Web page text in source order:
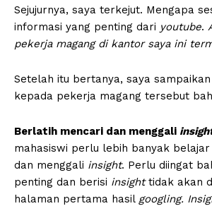
Sejujurnya, saya terkejut. Mengapa
informasi yang penting dari youtube.
pekerja magang di kantor saya ini
Setelah itu bertanya, saya
kepada pekerja magang tersebut
Berlatih mencari dan menggali
mahasiswi perlu lebih banyak
dan menggali insight. Perlu diingat
penting dan berisi insighttidak akan
halaman pertama hasil googling.